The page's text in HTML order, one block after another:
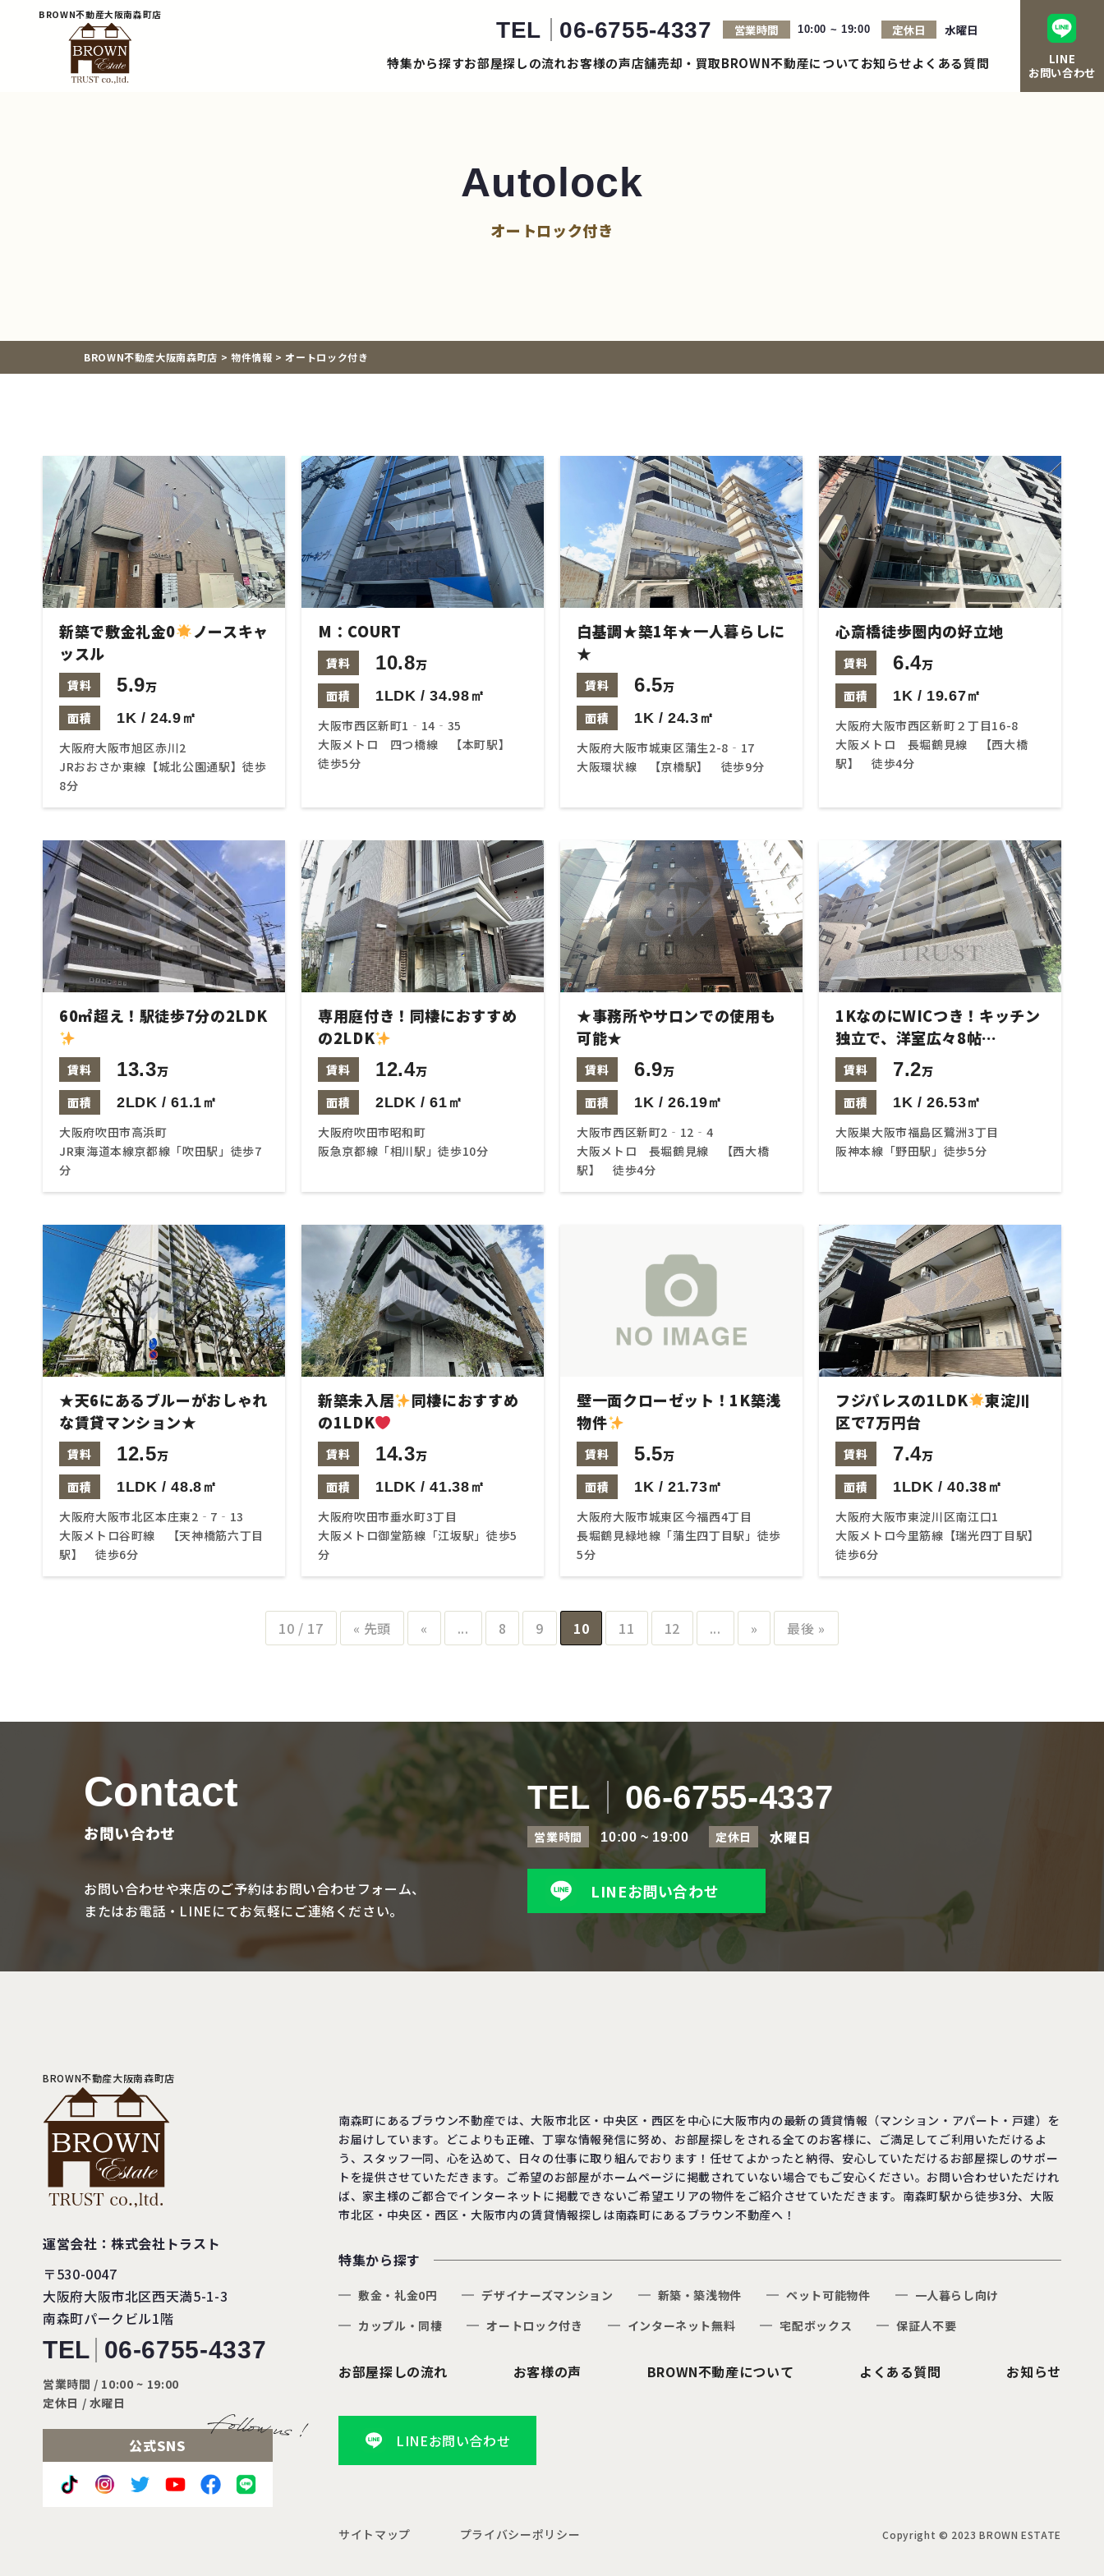
BROWN不動産大阪南森町店
TEL 06-6755-4337 営業時間 10:00 ~ 19:00 定休日 水曜日
特集から探すお部屋探しの流れお客様の声店舗売却・買取BROWN不動産についてお知らせよくある質問
LINE
お問い合わせ
Autolock
オートロック付き
BROWN不動産大阪南森町店 > 物件情報 >オートロック付き
新築で敷金礼金0
ノースキャ
ッスル
賃料 5.9万
面積
1K / 24.9㎡
大阪府大阪市旭区赤川2
JRおおさか東線【城北公園通駅】徒歩
8分
M：COURT
賃料 10.8万
面積
1LDK / 34.98㎡
大阪市西区新町1‐14‐35
大阪メトロ 四つ橋線 【本町駅】
徒歩5分
白基調★築1年★一人暮らしに
★
賃料 6.5万
面積
1K / 24.3㎡
大阪府大阪市城東区蒲生2-8‐17
大阪環状線 【京橋駅】 徒歩9分
心斎橋徒歩圏内の好立地
賃料 6.4万
面積
1K / 19.67㎡
大阪府大阪市西区新町２丁目16-8
大阪メトロ 長堀鶴見線 【西大橋
駅】 徒歩4分
60㎡超え！駅徒歩7分の2LDK
賃料 13.3万
面積
2LDK / 61.1㎡
大阪府吹田市高浜町
JR東海道本線京都線「吹田駅」徒歩7
分
専用庭付き！同棲におすすめ
の2LDK
賃料 12.4万
面積
2LDK / 61㎡
大阪府吹田市昭和町
阪急京都線「相川駅」徒歩10分
★事務所やサロンでの使用も
可能★
賃料 6.9万
面積
1K / 26.19㎡
大阪市西区新町2‐12‐4
大阪メトロ 長堀鶴見線 【西大橋
駅】 徒歩4分
1KなのにWICつき！キッチン
独立で、洋室広々8帖…
賃料 7.2万
面積
1K / 26.53㎡
大阪巣大阪市福島区鷺洲3丁目
阪神本線「野田駅」徒歩5分
★天6にあるブルーがおしゃれ
な賃貸マンション★
賃料 12.5万
面積
1LDK / 48.8㎡
大阪府大阪市北区本庄東2‐7‐13
大阪メトロ谷町線 【天神橋筋六丁目
駅】 徒歩6分
新築未入居
同棲におすすめ
の1LDK
賃料 14.3万
面積
1LDK / 41.38㎡
大阪府吹田市垂水町3丁目
大阪メトロ御堂筋線「江坂駅」徒歩5
分
壁一面クローゼット！1K築浅
物件
賃料 5.5万
面積
1K / 21.73㎡
大阪府大阪市城東区今福西4丁目
長堀鶴見緑地線「蒲生四丁目駅」徒歩
5分
フジパレスの1LDK
東淀川
区で7万円台
賃料 7.4万
面積
1LDK / 40.38㎡
大阪府大阪市東淀川区南江口1
大阪メトロ今里筋線【瑞光四丁目駅】
徒歩6分
10 / 17 « 先頭 « ... 8 9 10 11 12 ... » 最後 »
Contact
お問い合わせ
お問い合わせや来店のご予約はお問い合わせフォーム、
またはお電話・LINEにてお気軽にご連絡ください。
TEL 06-6755-4337
営業時間 10:00 ~ 19:00 定休日 水曜日
LINEお問い合わせ
BROWN不動産大阪南森町店
運営会社：株式会社トラスト
〒530-0047
大阪府大阪市北区西天満5-1-3
南森町パークビル1階
TEL 06-6755-4337
営業時間 / 10:00 ~ 19:00
定休日 / 水曜日
公式SNS
南森町にあるブラウン不動産では、大阪市北区・中央区・西区を中心に大阪市内の最新の賃貸情報（マンション・アパート・戸建）を
お届けしています。どこよりも正確、丁寧な情報発信に努め、お部屋探しをされる全てのお客様に、ご満足してご利用いただけるよ
う、スタッフ一同、心を込めて、日々の仕事に取り組んでおります！任せてよかったと納得、安心していただけるお部屋探しのサポー
トを提供させていただきます。ご希望のお部屋がホームページに掲載されていない場合でもご安心ください。お問い合わせいただけれ
ば、家主様のご都合でインターネットに掲載できないご希望エリアの物件をご紹介させていただきます。南森町駅から徒歩3分、大阪
市北区・中央区・西区・大阪市内の賃貸情報探しは南森町にあるブラウン不動産へ！
特集から探す
敷金・礼金0円 デザイナーズマンション 新築・築浅物件 ペット可能物件
一人暮らし向け
カップル・同棲
オートロック付き インターネット無料 宅配ボックス 保証人不要
お部屋探しの流れ お客様の声 BROWN不動産について よくある質問 お知らせ
LINEお問い合わせ
サイトマップ プライバシーポリシー Copyright © 2023 BROWN ESTATE